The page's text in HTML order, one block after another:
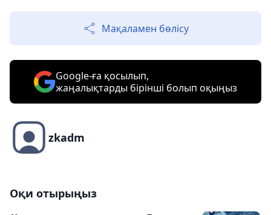
Мақаламен бөлісу
Google-ға қосылып,
жаңалықтарды бірінші болып оқыңыз
zkadm
Оқи отырыңыз